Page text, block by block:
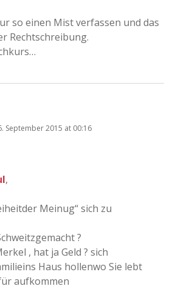
so einen Mist verfassen und das
Rechtschreibung.
September 2015 at 00:16
,
Meinug“ sich zu
?
, hat ja Geld ? sich
Haus hollenwo Sie lebt
aufkommen